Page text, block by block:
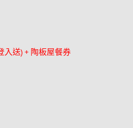
入送) + 陶板屋餐券